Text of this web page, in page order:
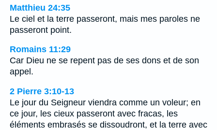
Matthieu 24:35
Le ciel et la terre passeront, mais mes paroles ne
passeront point.
Romains 11:29
Car Dieu ne se repent pas de ses dons et de son
appel.
2 Pierre 3:10-13
Le jour du Seigneur viendra comme un voleur; en
ce jour, les cieux passeront avec fracas, les
éléments embrasés se dissoudront, et la terre avec